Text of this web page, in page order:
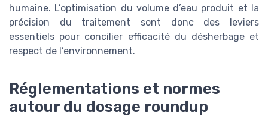
humaine. L’optimisation du volume d’eau produit et la
précision du traitement sont donc des leviers
essentiels pour concilier efficacité du désherbage et
respect de l’environnement.
Réglementations et normes
autour du dosage roundup